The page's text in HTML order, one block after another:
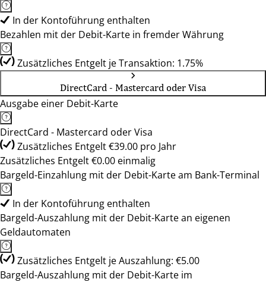
In der Kontoführung enthalten
Bezahlen mit der Debit-Karte in fremder Währung
Zusätzliches Entgelt je Transaktion: 1.75%
DirectCard - Mastercard oder Visa
Ausgabe einer Debit-Karte
DirectCard - Mastercard oder Visa
Zusätzliches Entgelt €39.00 pro Jahr
Zusätzliches Entgelt €0.00 einmalig
Bargeld-Einzahlung mit der Debit-Karte am Bank-Terminal
In der Kontoführung enthalten
Bargeld-Auszahlung mit der Debit-Karte an eigenen
Geldautomaten
Zusätzliches Entgelt je Auszahlung: €5.00
Bargeld-Auszahlung mit der Debit-Karte im